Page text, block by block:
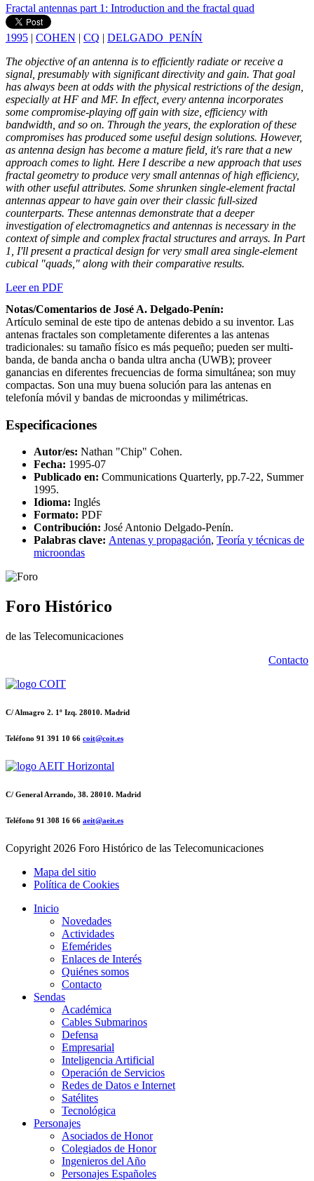
Fractal antennas part 1: Introduction and the fractal quad
1995 | COHEN | CQ | DELGADO_PENÍN
The objective of an antenna is to efficiently radiate or receive a
signal, presumably with significant directivity and gain. That goal
has always been at odds with the physical restrictions of the design,
especially at HF and MF. In effect, every antenna incorporates
some compromise-playing off gain with size, efficiency with
bandwidth, and so on. Through the years, the exploration of these
compromises has produced some useful design solutions. However,
as antenna design has become a mature field, it's rare that a new
approach comes to light. Here I describe a new approach that uses
fractal geometry to produce very small antennas of high efficiency,
with other useful attributes. Some shrunken single-element fractal
antennas appear to have gain over their classic full-sized
counterparts. These antennas demonstrate that a deeper
investigation of electromagnetics and antennas is necessary in the
context of simple and complex fractal structures and arrays. In Part
1, I'll present a practical design for very small area single-element
cubical "quads," along with their comparative results.
Leer en PDF
Notas/Comentarios de José A. Delgado-Penín:
Artículo seminal de este tipo de antenas debido a su inventor. Las
antenas fractales son completamente diferentes a las antenas
tradicionales: su tamaño físico es más pequeño; pueden ser multi-
banda, de banda ancha o banda ultra ancha (UWB); proveer
ganancias en diferentes frecuencias de forma simultánea; son muy
compactas. Son una muy buena solución para las antenas en
telefonía móvil y bandas de microondas y milimétricas.
Especificaciones
Autor/es: Nathan "Chip" Cohen.
Fecha: 1995-07
Publicado en: Communications Quarterly, pp.7-22, Summer
1995.
Idioma: Inglés
Formato: PDF
Contribución: José Antonio Delgado-Penín.
Palabras clave: Antenas y propagación, Teoría y técnicas de
microondas
Foro Histórico
de las Telecomunicaciones
Contacto
C/ Almagro 2. 1º Izq. 28010. Madrid
Teléfono 91 391 10 66 coit@coit.es
C/ General Arrando, 38. 28010. Madrid
Teléfono 91 308 16 66 aeit@aeit.es
Copyright 2026 Foro Histórico de las Telecomunicaciones
Mapa del sitio
Política de Cookies
Inicio
Novedades
Actividades
Efemérides
Enlaces de Interés
Quiénes somos
Contacto
Sendas
Académica
Cables Submarinos
Defensa
Empresarial
Inteligencia Artificial
Operación de Servicios
Redes de Datos e Internet
Satélites
Tecnológica
Personajes
Asociados de Honor
Colegiados de Honor
Ingenieros del Año
Personajes Españoles